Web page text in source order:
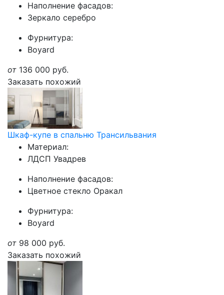
Наполнение фасадов:
Зеркало серебро
Фурнитура:
Boyard
от 136 000 руб.
Заказать похожий
Шкаф-купе в спальню Трансильвания
Материал:
ЛДСП Увадрев
Наполнение фасадов:
Цветное стекло Оракал
Фурнитура:
Boyard
от 98 000 руб.
Заказать похожий